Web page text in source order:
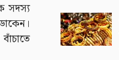
সদস্য